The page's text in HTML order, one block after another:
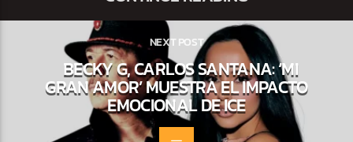
NEXT POST
BECKY G, CARLOS SANTANA: ‘MI
GRAN AMOR’ MUESTRA EL IMPACTO
EMOCIONAL DE ICE